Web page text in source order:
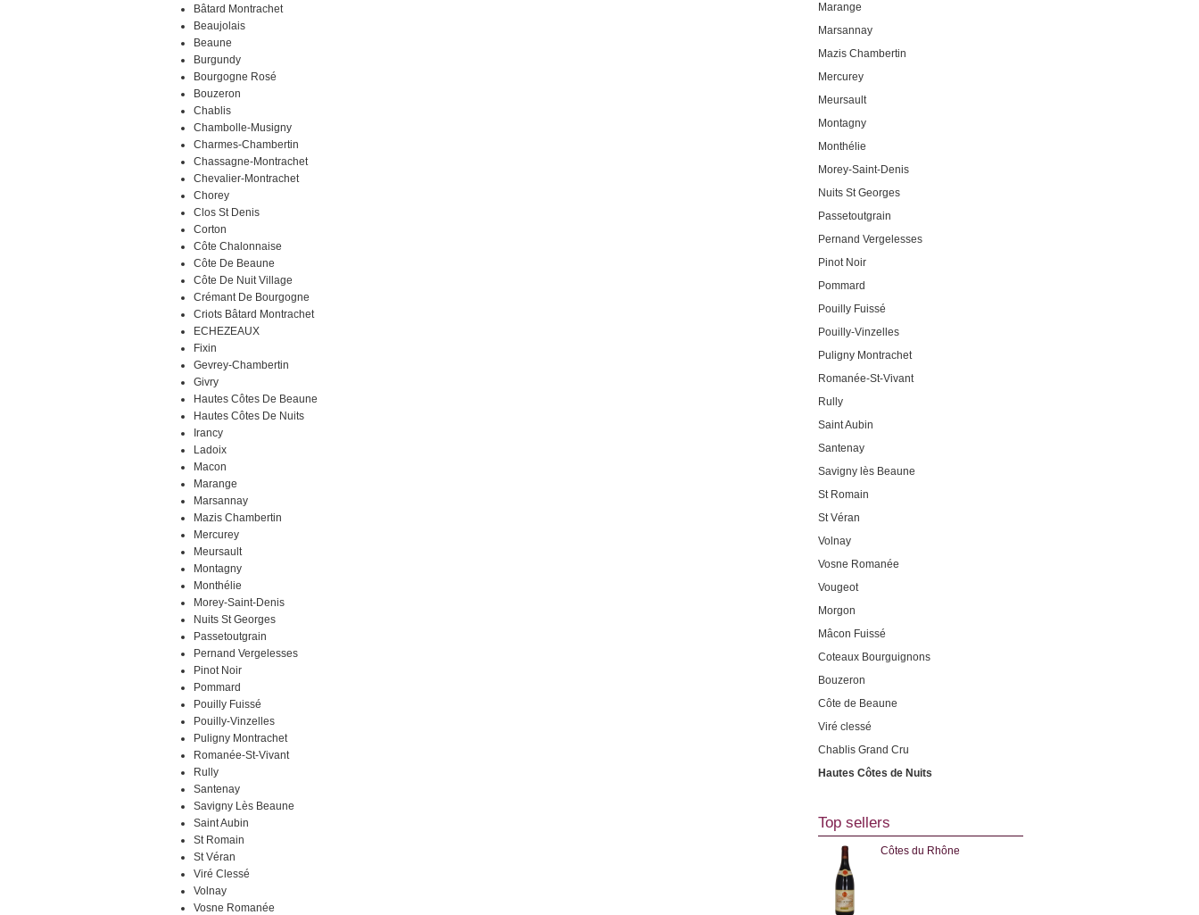
Bâtard Montrachet
Beaujolais
Beaune
Burgundy
Bourgogne Rosé
Bouzeron
Chablis
Chambolle-Musigny
Charmes-Chambertin
Chassagne-Montrachet
Chevalier-Montrachet
Chorey
Clos St Denis
Corton
Côte Chalonnaise
Côte De Beaune
Côte De Nuit Village
Crémant De Bourgogne
Criots Bâtard Montrachet
ECHEZEAUX
Fixin
Gevrey-Chambertin
Givry
Hautes Côtes De Beaune
Hautes Côtes De Nuits
Irancy
Ladoix
Macon
Marange
Marsannay
Mazis Chambertin
Mercurey
Meursault
Montagny
Monthélie
Morey-Saint-Denis
Nuits St Georges
Passetoutgrain
Pernand Vergelesses
Pinot Noir
Pommard
Pouilly Fuissé
Pouilly-Vinzelles
Puligny Montrachet
Romanée-St-Vivant
Rully
Santenay
Savigny Lès Beaune
Saint Aubin
St Romain
St Véran
Viré Clessé
Volnay
Vosne Romanée
Marange
Marsannay
Mazis Chambertin
Mercurey
Meursault
Montagny
Monthélie
Morey-Saint-Denis
Nuits St Georges
Passetoutgrain
Pernand Vergelesses
Pinot Noir
Pommard
Pouilly Fuissé
Pouilly-Vinzelles
Puligny Montrachet
Romanée-St-Vivant
Rully
Saint Aubin
Santenay
Savigny lès Beaune
St Romain
St Véran
Volnay
Vosne Romanée
Vougeot
Morgon
Mâcon Fuissé
Coteaux Bourguignons
Bouzeron
Côte de Beaune
Viré clessé
Chablis Grand Cru
Hautes Côtes de Nuits
Top sellers
Côtes du Rhône